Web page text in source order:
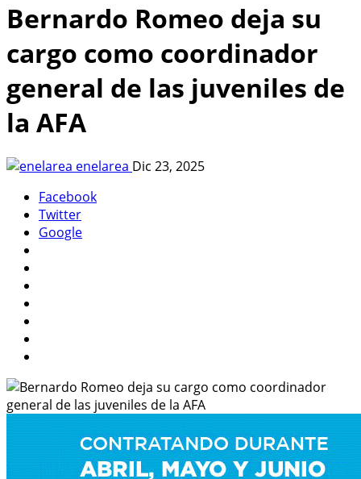
Bernardo Romeo deja su
cargo como coordinador
general de las juveniles de
la AFA
enelarea Dic 23, 2025
Facebook
Twitter
Google